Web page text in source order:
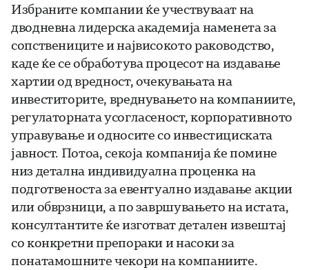
Избраните компании ќе учествуваат на
дводневна лидерска академија наменета за
сопствениците и највисокото раководство,
каде ќе се обработува процесот на издавање
хартии од вредност, очекувањата на
инвеститорите, вреднувањето на компаниите,
регулаторната усогласеност, корпоративното
управување и односите со инвестициската
јавност. Потоа, секоја компанија ќе помине
низ детална индивидуална проценка на
подготвеноста за евентуално издавање акции
или обврзници, а по завршувањето на истата,
консултантите ќе изготват детален извештај
со конкретни препораки и насоки за
понатамошните чекори на компаниите.